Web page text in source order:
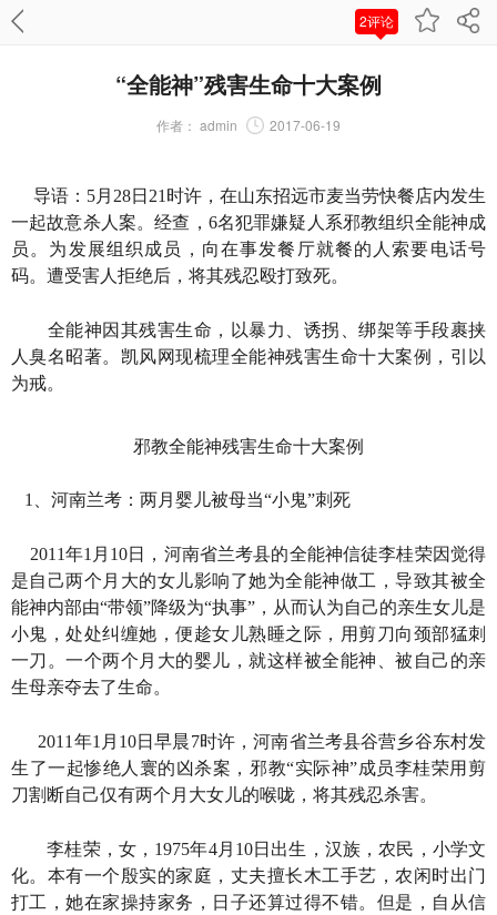
2评论
“全能神”残害生命十大案例
作者： admin 2017-06-19
导语：5月28日21时许，在山东招远市麦当劳快餐店内发生
一起故意杀人案。经查，6名犯罪嫌疑人系邪教组织全能神成
员。为发展组织成员，向在事发餐厅就餐的人索要电话号
码。遭受害人拒绝后，将其残忍殴打致死。
全能神因其残害生命，以暴力、诱拐、绑架等手段裹挟
人臭名昭著。凯风网现梳理全能神残害生命十大案例，引以
为戒。
邪教全能神残害生命十大案例
1、河南兰考：两月婴儿被母当“小鬼”刺死
2011年1月10日，河南省兰考县的全能神信徒李桂荣因觉得
是自己两个月大的女儿影响了她为全能神做工，导致其被全
能神内部由“带领”降级为“执事”，从而认为自己的亲生女儿是
小鬼，处处纠缠她，便趁女儿熟睡之际，用剪刀向颈部猛刺
一刀。一个两个月大的婴儿，就这样被全能神、被自己的亲
生母亲夺去了生命。
2011年1月10日早晨7时许，河南省兰考县谷营乡谷东村发
生了一起惨绝人寰的凶杀案，邪教“实际神”成员李桂荣用剪
刀割断自己仅有两个月大女儿的喉咙，将其残忍杀害。
李桂荣，女，1975年4月10日出生，汉族，农民，小学文
化。本有一个殷实的家庭，丈夫擅长木工手艺，农闲时出门
打工，她在家操持家务，日子还算过得不错。但是，自从信